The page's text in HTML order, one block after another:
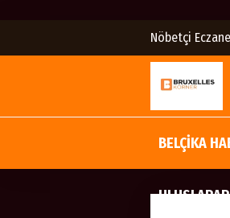
Nöbetçi
BELÇİKA